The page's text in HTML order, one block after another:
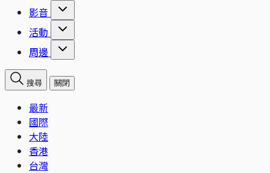
影音
活動
周邊
搜尋 關閉
最新
國際
大陸
香港
台灣